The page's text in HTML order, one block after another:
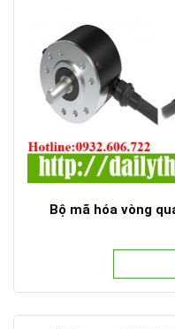
Bộ mã hóa vòng